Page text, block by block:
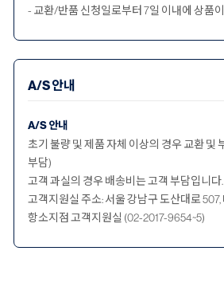
- 교환/반품 신청일로부터 7일 이내에 상품
A/S 안내
A/S 안내
초기 불량 및 제품 자체 이상의 경우 교환 및
부담)
고객 과실의 경우 배송비는 고객 부담입니다.
고객지원실 주소: 서울 강남구 도산대로 507,
항소지점 고객지원실 (02-2017-9654~5)